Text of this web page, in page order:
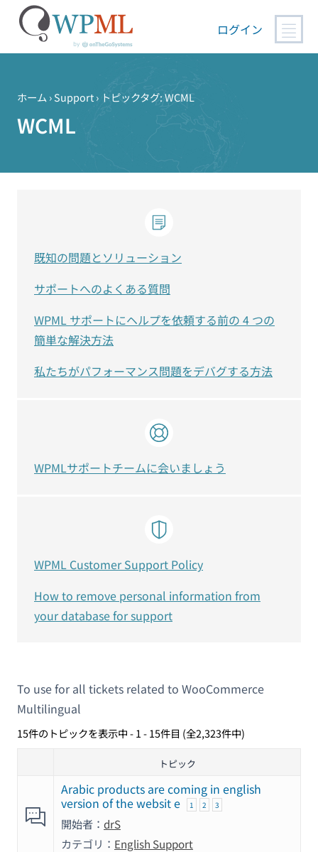
ログイン
ホーム ›Support› トピックタグ: WCML
WCML
To use for all tickets related to WooCommerce
Multilingual
15件のトピックを表示中 - 1 - 15件目 (全2,323件中)
トピック
Arabic products are coming in english
version of the websit e
1 2 3
開始者： drS
カテゴリ： English Support
既知の問題とソリューション
サポートへのよくある質問
WPML サポートにヘルプを依頼する前の 4 つの
簡単な解決方法
私たちがパフォーマンス問題をデバグする方法
WPMLサポートチームに会いましょう
WPML Customer Support Policy
How to remove personal information from
your database for support